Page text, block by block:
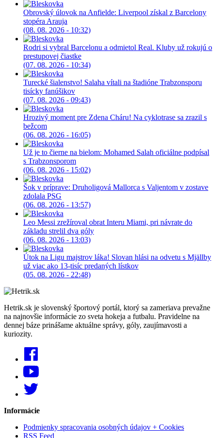
Obrovský úlovok na Anfielde: Liverpool získal z Barcelony
stopéra Arauja
(08. 08. 2026 - 10:32)
Rodri si vybral Barcelonu a odmietol Real. Kluby už rokujú o
prestupovej čiastke
(07. 08. 2026 - 10:34)
Turecké šialenstvo! Salaha vítali na štadióne Trabzonsporu
tisícky fanúšikov
(07. 08. 2026 - 09:43)
Hrozivý moment pre Zdena Cháru! Na cyklotrase sa zrazil s
bežcom
(06. 08. 2026 - 16:05)
Už je to čierne na bielom: Mohamed Salah oficiálne podpísal
s Trabzonsporom
(06. 08. 2026 - 15:02)
Šok v príprave: Druholigová Mallorca s Valjentom v zostave
zdolala PSG
(06. 08. 2026 - 13:57)
Leo Messi zrežíroval obrat Interu Miami, pri návrate do
základu strelil dva góly
(06. 08. 2026 - 13:03)
Útok na Ligu majstrov láka! Slovan hlási na odvetu s Mjällby
už viac ako 13-tisíc predaných lístkov
(05. 08. 2026 - 22:48)
Hetrik.sk je slovenský športový portál, ktorý sa zameriava prevažne
na najnovšie informácie zo sveta hokeja a futbalu. Pravidelne na
dennej báze prinášame aktuálne správy, góly, zaujímavosti a
kuriozity.
Informácie
Podmienky spracovania osobných údajov + Cookies
RSS Feed